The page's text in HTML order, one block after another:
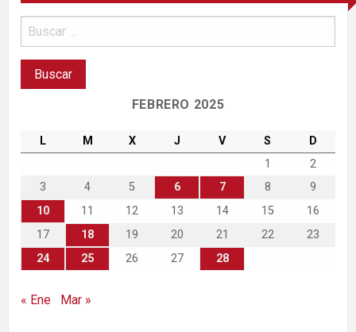
FEBRERO 2025
L M X J V S
D
1
2
3
4 5 6 7 8
9
10
11 12 13 14 15
16
17
18 19 20 21 22
23
24
25 26 27 28
« Ene Mar »